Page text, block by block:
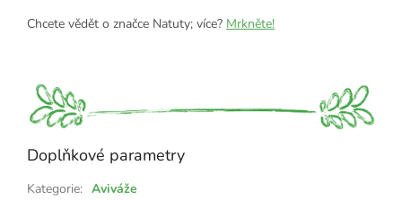
Chcete vědět o značce Natuty; více? Mrkněte!
Doplňkové parametry
Kategorie: Aviváže